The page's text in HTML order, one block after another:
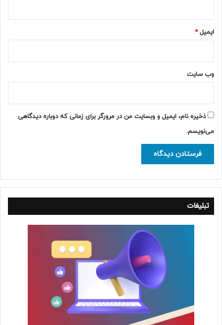
ایمیل*
وب‌ سایت
ذخیره نام، ایمیل و وبسایت من در مرورگر برای زمانی که دوباره دیدگاهی
می‌نویسم.
تبلیغات